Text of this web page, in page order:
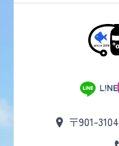
〒901-3104